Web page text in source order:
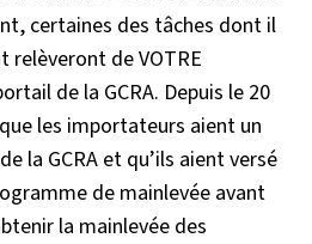
certaines des tâches dont il
relèveront de VOTRE
de la GCRA. Depuis le 20
que les importateurs aient un
la GCRA et qu’ils aient versé
de mainlevée avant
la mainlevée des